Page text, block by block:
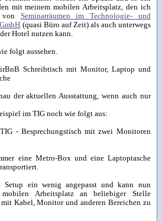
mit meinem mobilen Arbeitsplatz, den ich
von Seminarräumen im Technologie- und
(quasi Büro auf Zeit) als auch unterwegs
Hotel nutzen kann.
folgt aussehen.
der aktuellen Ausstattung, wenn auch nur
im TIG noch wie folgt aus:
eine Metro-Box und eine Laptoptasche
Setup ein wenig angepasst und kann nun
Arbeitsplatz an beliebiger Stelle
mit Kabel, Monitor und anderen Bereichen zu